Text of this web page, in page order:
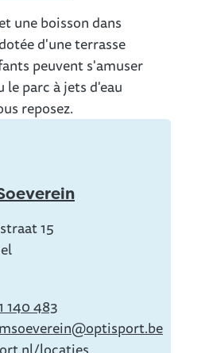
une boisson dans
d'une terrasse
peuvent s'amuser
le parc à jets d'eau
reposez.
15
140 483
@optisport.be